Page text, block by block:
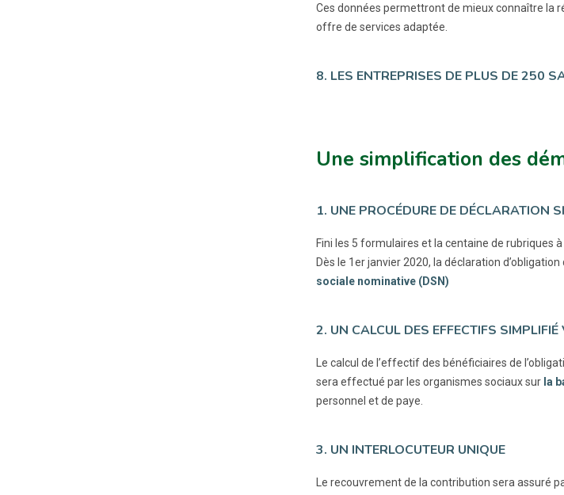
Ces données permettront de mieux connaître la
offre de services adaptée.
8. LES ENTREPRISES DE PLUS DE 250
Une simplification des
1. UNE PROCÉDURE DE DÉCLARATION
Fini les 5 formulaires et la centaine de rubriques
Dès le 1er janvier 2020, la déclaration
sociale nominative (DSN)
2. UN CALCUL DES EFFECTIFS
Le calcul de l’effectif des bénéficiaires de
sera effectué par les organismes sociaux sur la
personnel et de paye.
3. UN INTERLOCUTEUR UNIQUE
Le recouvrement de la contribution sera assuré